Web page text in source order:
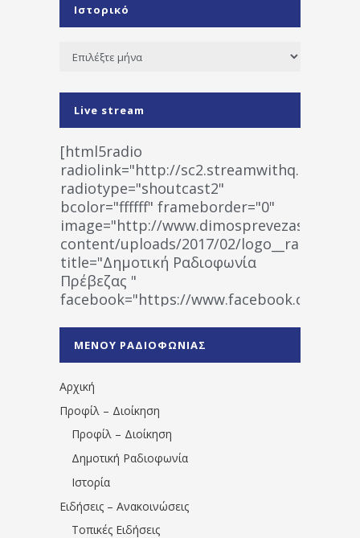
Ιστορικό
Ιστορικό
Live stream
[html5radio
radiolink="http://
radiotype="shoutcast2"
bcolor="ffffff" frameborder="0"
image="http://www.dimosprevezas.gr/wp-
content/uploads/2017/02/
title="Δημοτική Ραδιοφωνία
Πρέβεζας "
facebook="https://www.facebook.com/
1531194763766854/" artist="" ]
ΜΕΝΟΥ ΡΑΔΙΟΦΩΝΙΑΣ
Αρχική
Προφίλ – Διοίκηση
Προφίλ – Διοίκηση
Δημοτική Ραδιοφωνία
Ιστορία
Ειδήσεις – Ανακοινώσεις
Τοπικές Ειδήσεις